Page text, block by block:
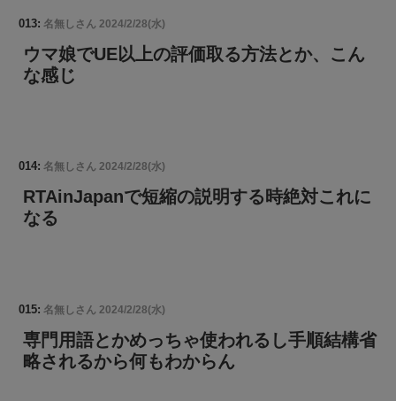
013: 名無しさん 2024/2/28(水)
ウマ娘でUE以上の評価取る方法とか、こん
な感じ
014: 名無しさん 2024/2/28(水)
RTAinJapanで短縮の説明する時絶対これに
なる
015: 名無しさん 2024/2/28(水)
専門用語とかめっちゃ使われるし手順結構省
略されるから何もわからん